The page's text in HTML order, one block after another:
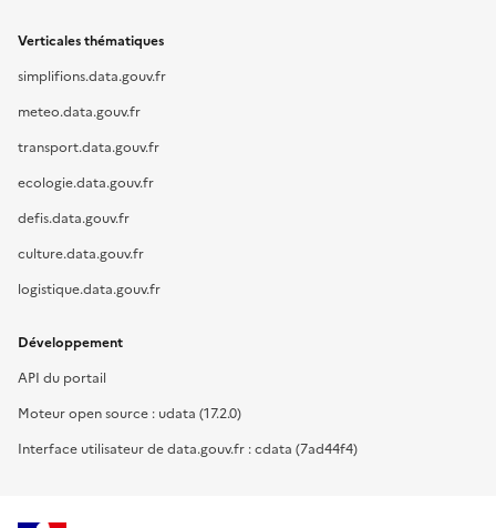
Verticales thématiques
simplifions.data.gouv.fr
meteo.data.gouv.fr
transport.data.gouv.fr
ecologie.data.gouv.fr
defis.data.gouv.fr
culture.data.gouv.fr
logistique.data.gouv.fr
Développement
API du portail
Moteur open source : udata (17.2.0)
Interface utilisateur de data.gouv.fr : cdata (7ad44f4)